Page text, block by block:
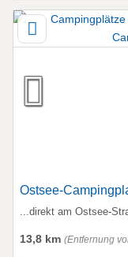
Ostsee-
...direkt am Ostsee-
13,8 km (Entfernung